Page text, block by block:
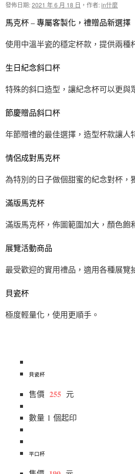
發佈日期:2021 年 6 月 18 日 ， 作者:in什麼
馬克杯 – 專屬客製化，禮贈品新選擇
使用中溫半瓷的穩定杯款，提供兩種
生日紀念斜口杯
特殊的斜口造型，讓紀念杯可以更與
節慶贈品斜口杯
年節贈禮的最佳選擇，造型杯款讓人
情侶成對馬克杯
為特別的日子做個甜蜜的紀念對杯，
滿版馬克杯
滿版馬克杯，佈圖範圍加大，顏色飽
展覽活動商品
最受歡迎的實用禮品，適用各種展覽
貝瓷杯
極度輕量化，使用更順手。
貝瓷杯
售價 255 元
數量 1 個起印
平口杯